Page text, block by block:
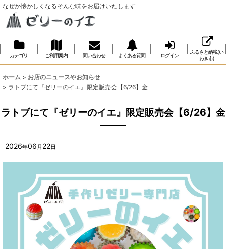
なぜか懐かしくなるそんな味をお届けいたします
カテゴリ ご利用案内 問い合わせ よくある質問 ログイン
ふるさと納税(い
わき市)
ホーム > お店のニュースやお知らせ
> ラトブにて『ゼリーのイエ』限定販売会【6/26】金
ラトブにて『ゼリーのイエ』限定販売会【6/26】金
2026年06 月 22日